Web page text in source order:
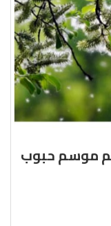
موسم حبوب